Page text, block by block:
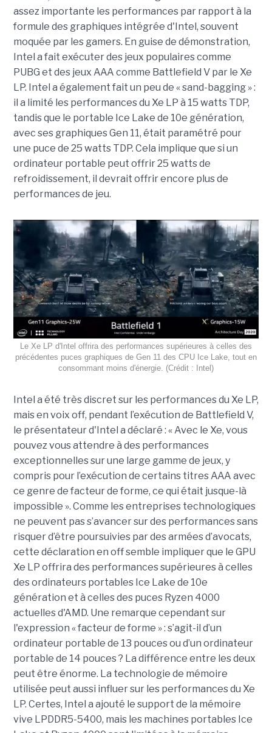
assez importante les performances par rapport à la
formule des graphiques intégrée d'Intel, souvent
moquée par les gamers. En guise de démonstration,
Intel a fait exécuter des jeux populaires comme
PUBG et des jeux AAA comme Battlefield V par le Xe
LP. Intel a également fait un peu de « sand-bagging » :
il a limité les performances du Xe LP à 15 watts TDP,
tandis que le portable Ice Lake de 10e génération,
avec ses graphiques Gen 11, était paramétré pour
une puce de 25 watts TDP. Cela implique que si un
ordinateur portable peut offrir 25 watts de
refroidissement, il devrait offrir encore plus de
performances de jeu.
Le Xe LP d'Intel offrira des performances supérieures à celles des
précédentes puces graphiques de Gen 11 des CPU Ice Lake, tout en
consommant moins d'énergie. (Crédit : Intel)
Intel a été très discret sur les performances du Xe LP,
mais en voix off, pendant l’exécution de Battlefield V,
le présentateur d'Intel a déclaré : « Avec le Xe, vous
pouvez vous attendre à des performances
exceptionnelles sur une large gamme de jeux, y
compris pour l’exécution de certains titres AAA avec
ce genre de facteur de forme, ce qui était jusque-là
impossible ». Comme les entreprises technologiques
ne peuvent pas s’avancer sur des performances sans
risquer d’être poursuivies par des armées d’avocats,
cette déclaration en off semble impliquer que le GPU
Xe LP offrira des performances supérieures à celles
des ordinateurs portables Ice Lake de 10e
génération et à celles des puces Ryzen 4000
actuelles d'AMD. Une remarque cependant sur
l'expression « facteur de forme » : s’agit-il d’un
ordinateur portable de 13 pouces ou d’un ordinateur
portable de 14 pouces ? La différence entre les deux
peut être énorme. La technologie de mémoire
utilisée peut aussi influer sur les performances du Xe
LP. Certes, Intel a ajouté le support de la mémoire
vive LPDDR5-5400, mais les machines portables Ice